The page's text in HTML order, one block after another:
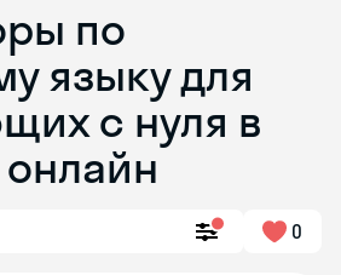
по
языку для
с нуля в
0